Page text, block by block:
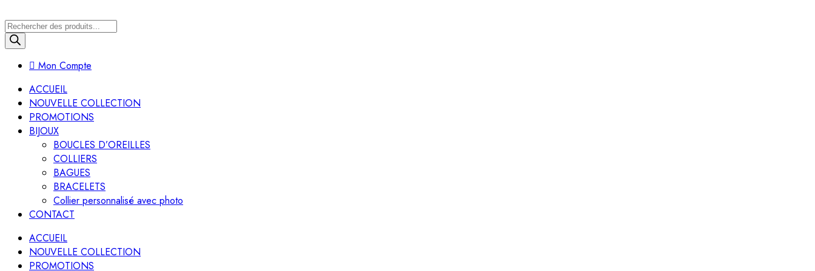
Recherche
de
produits
Mon Compte
ACCUEIL
NOUVELLE COLLECTION
PROMOTIONS
BIJOUX
BOUCLES D’OREILLES
COLLIERS
BAGUES
BRACELETS
Collier personnalisé avec photo
CONTACT
ACCUEIL
NOUVELLE COLLECTION
PROMOTIONS